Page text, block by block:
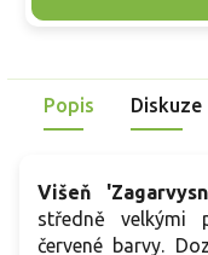
Popis Diskuze
Višeň
středně velkými
červené barvy.